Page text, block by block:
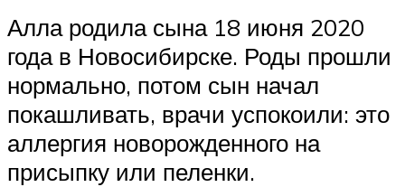
Алла родила сына 18 июня 2020
года в Новосибирске. Роды прошли
нормально, потом сын начал
покашливать, врачи успокоили: это
аллергия новорожденного на
присыпку или пеленки.